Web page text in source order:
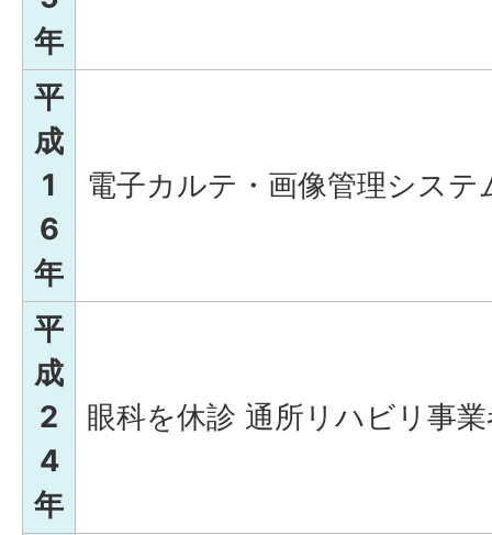
年
平
成
1
6
年
電子カルテ・画像管理システ
平
成
2
4
年
眼科を休診 通所リハビリ事